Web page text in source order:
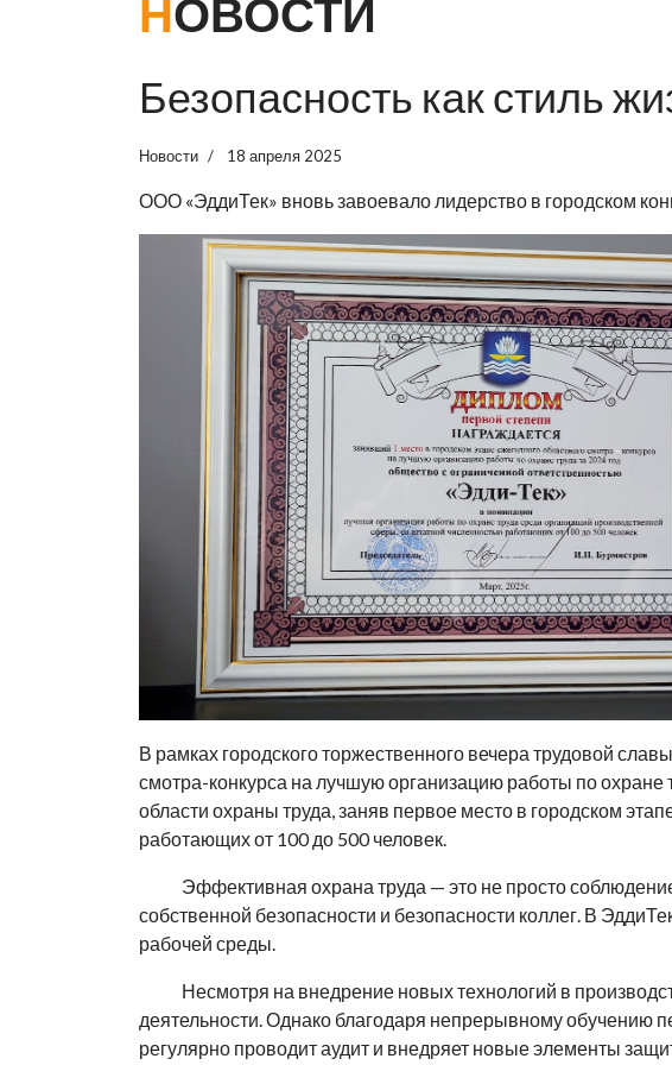
НОВОСТИ
Безопасность как стиль
Новости 18 апреля 2025
ООО «ЭддиТек» вновь завоевало лидерство в городском
В рамках городского торжественного вечера трудовой
смотра-конкурса на лучшую организацию работы по
области охраны труда, заняв первое место в городском
работающих от 100 до 500 человек.
Эффективная охрана труда — это не просто соблюдение
собственной безопасности и безопасности коллег. В
рабочей среды.
Несмотря на внедрение новых технологий в
деятельности. Однако благодаря непрерывному обучению
регулярно проводит аудит и внедряет новые элементы